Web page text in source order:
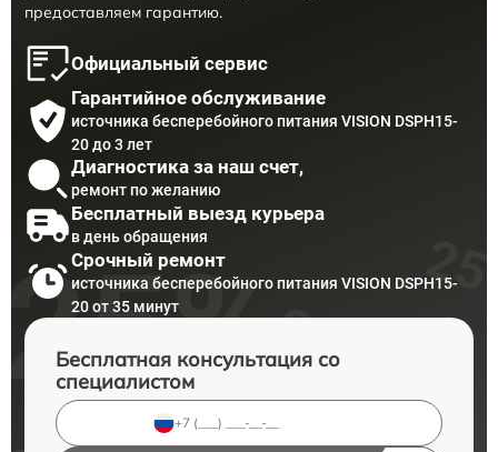
предоставляем гарантию.
Официальный сервис
Гарантийное обслуживание
источника бесперебойного питания VISION DSPH15-
20 до 3 лет
Диагностика за наш счет,
ремонт по желанию
Бесплатный выезд курьера
в день обращения
Срочный ремонт
источника бесперебойного питания VISION DSPH15-
20 от 35 минут
Бесплатная консультация со
специалистом